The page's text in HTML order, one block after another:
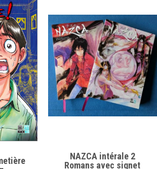
NAZCA intérale 2
Romans avec signet